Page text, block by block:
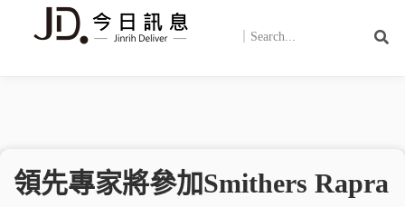
領先專家將參加Smithers Rapra